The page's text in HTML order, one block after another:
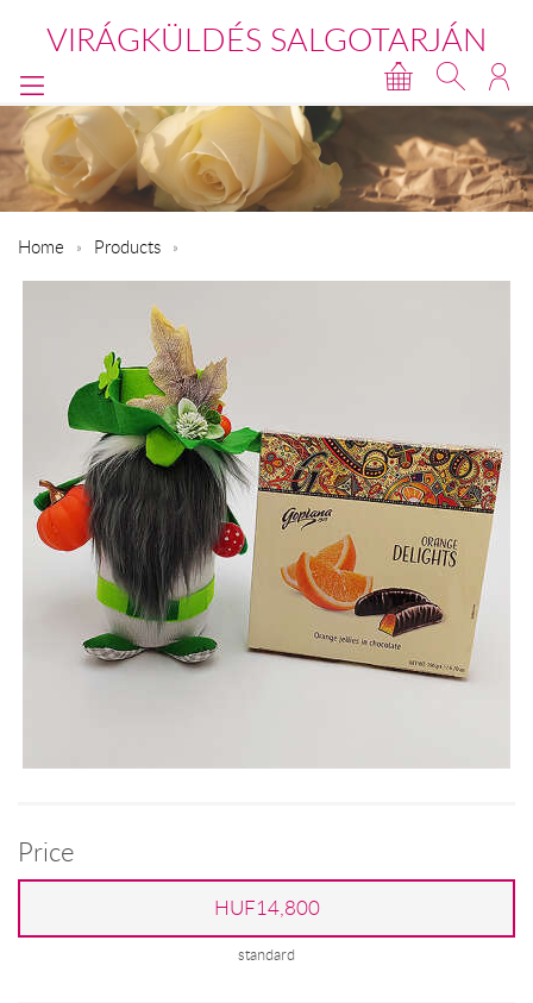
VIRÁGKÜLDÉS SALGOTARJÁN
Home Products
Price
HUF14,800
standard